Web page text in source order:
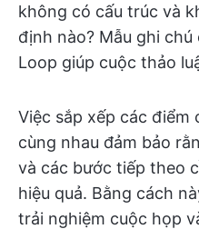
không có cấu trúc và
định nào? Mẫu ghi
Loop giúp cuộc thảo
Việc sắp xếp các điểm
cùng nhau đảm bảo
và các bước tiếp theo
hiệu quả. Bằng cách
trải nghiệm cuộc họp